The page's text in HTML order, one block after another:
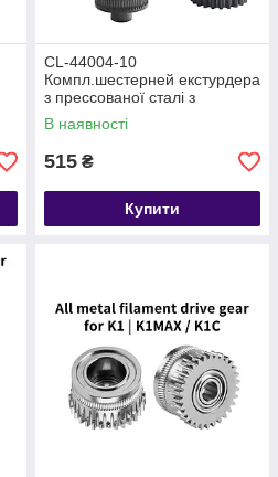
CL-44004-10
Компл.шестерней екстурдера
з прессованої сталі з
нанопокриттям принтерів
Neptune 4
В наявності
515 ₴
Купити